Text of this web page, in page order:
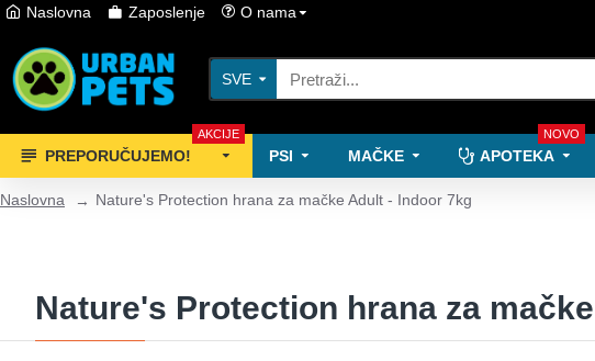
Naslovna Zaposlenje O nama
SVE
PREPORUČUJEMO!
AKCIJE
PSI MAČKE APOTEKA
NOVO
Naslovna Nature's Protection hrana za mačke Adult - Indoor 7kg
Nature's Protection hrana za